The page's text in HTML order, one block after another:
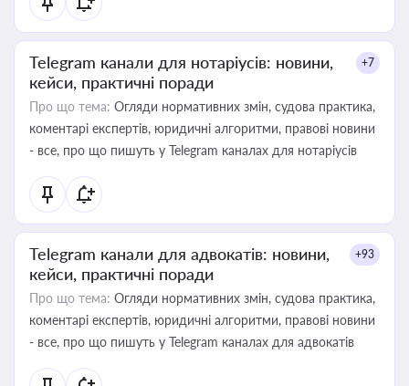
Telegram канали для нотаріусів: новини,
кейси, практичні поради
+7
Про що тема: Огляди нормативних змін, судова практика,
коментарі експертів, юридичні алгоритми, правові новини
- все, про що пишуть у Telegram каналах для нотаріусів
Telegram канали для адвокатів: новини,
кейси, практичні поради
+93
Про що тема: Огляди нормативних змін, судова практика,
коментарі експертів, юридичні алгоритми, правові новини
- все, про що пишуть у Telegram каналах для адвокатів